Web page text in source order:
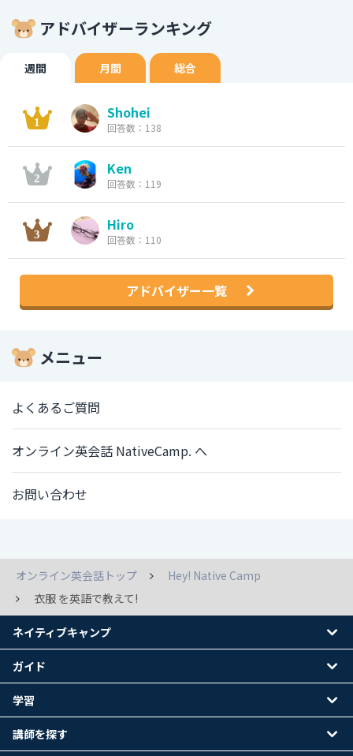
アドバイザーランキング
週間 月間 総合
Shohei
回答数：138
Ken
回答数：119
Hiro
回答数：110
アドバイザー一覧
メニュー
よくあるご質問
オンライン英会話 NativeCamp. へ
お問い合わせ
オンライン英会話トップ
Hey! Native Camp
衣服 を英語で教えて!
ネイティブキャンプ
ガイド
学習
講師を探す